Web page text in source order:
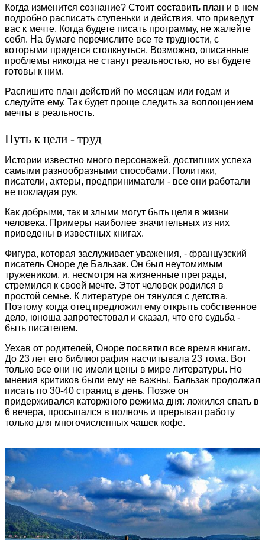
Когда изменится сознание? Стоит составить план и в нем
подробно расписать ступеньки и действия, что приведут
вас к мечте. Когда будете писать программу, не жалейте
себя. На бумаге перечислите все те трудности, с
которыми придется столкнуться. Возможно, описанные
проблемы никогда не станут реальностью, но вы будете
готовы к ним.
Распишите план действий по месяцам или годам и
следуйте ему. Так будет проще следить за воплощением
мечты в реальность.
Путь к цели - труд
Истории известно много персонажей, достигших успеха
самыми разнообразными способами. Политики,
писатели, актеры, предприниматели - все они работали
не покладая рук.
Как добрыми, так и злыми могут быть цели в жизни
человека. Примеры наиболее значительных из них
приведены в известных книгах.
Фигура, которая заслуживает уважения, - французский
писатель Оноре де Бальзак. Он был неутомимым
тружеником, и, несмотря на жизненные преграды,
стремился к своей мечте. Этот человек родился в
простой семье. К литературе он тянулся с детства.
Поэтому когда отец предложил ему открыть собственное
дело, юноша запротестовал и сказал, что его судьба -
быть писателем.
Уехав от родителей, Оноре посвятил все время книгам.
До 23 лет его библиография насчитывала 23 тома. Вот
только все они не имели цены в мире литературы. Но
мнения критиков были ему не важны. Бальзак продолжал
писать по 30-40 страниц в день. Позже он
придерживался каторжного режима дня: ложился спать в
6 вечера, просыпался в полночь и прерывал работу
только для многочисленных чашек кофе.